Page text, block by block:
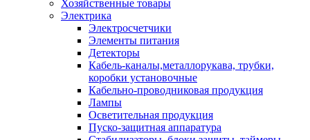
Хозяйственные товары
Электрика
Электросчетчики
Элементы питания
Детекторы
Кабель-каналы,металлорукава, трубки,
коробки установочные
Кабельно-проводниковая продукция
Лампы
Осветительная продукция
Пуско-защитная аппаратура